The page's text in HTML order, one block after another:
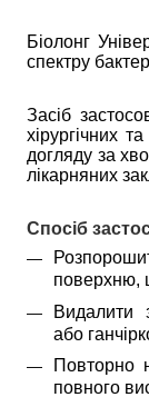
Біолонг
спектру
Засіб
хірургічних
догляду за
лікарняних
Спосіб
поверхню,
Видалити
або
Повторно
повного